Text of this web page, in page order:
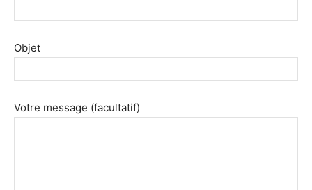
Objet
Votre message (facultatif)